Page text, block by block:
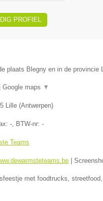
PROFIEL
plaats Blegny en in de provincie
Google maps ▼
Lille (Antwerpen)
-, BTW-nr: -
Teams
met foodtrucks,